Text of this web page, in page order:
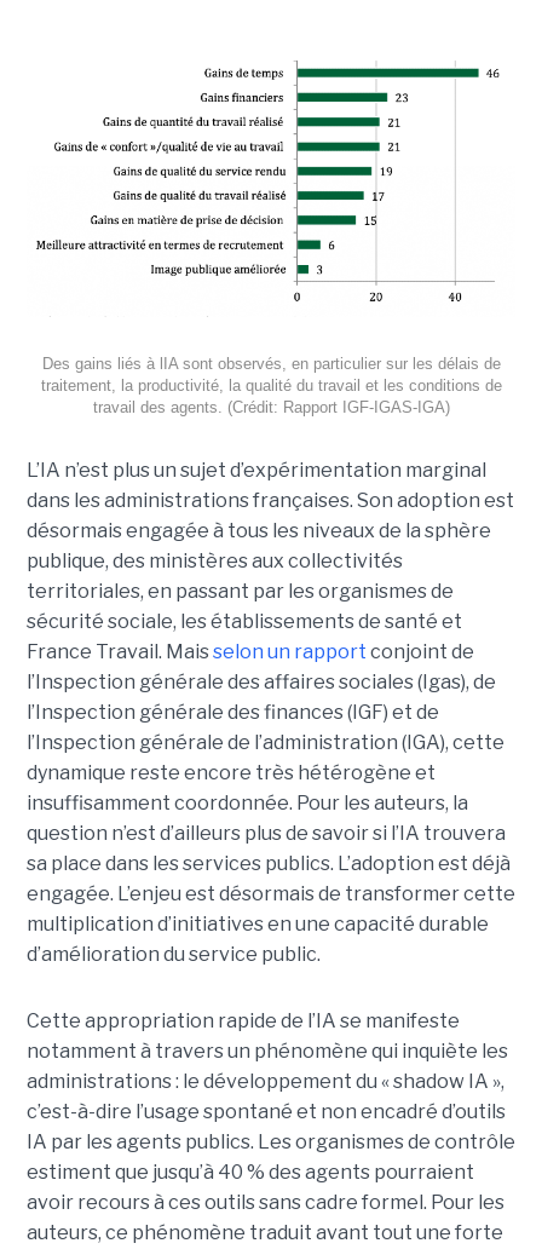
Des gains liés à lIA sont observés, en particulier sur les délais de
traitement, la productivité, la qualité du travail et les conditions de
travail des agents. (Crédit: Rapport IGF-IGAS-IGA)
L’IA n’est plus un sujet d’expérimentation marginal
dans les administrations françaises. Son adoption est
désormais engagée à tous les niveaux de la sphère
publique, des ministères aux collectivités
territoriales, en passant par les organismes de
sécurité sociale, les établissements de santé et
France Travail. Maisselon un rapport conjoint de
l’Inspection générale des affaires sociales (Igas), de
l’Inspection générale des finances (IGF) et de
l’Inspection générale de l’administration (IGA), cette
dynamique reste encore très hétérogène et
insuffisamment coordonnée. Pour les auteurs, la
question n’est d’ailleurs plus de savoir si l’IA trouvera
sa place dans les services publics. L’adoption est déjà
engagée. L’enjeu est désormais de transformer cette
multiplication d’initiatives en une capacité durable
d’amélioration du service public.
Cette appropriation rapide de l’IA se manifeste
notamment à travers un phénomène qui inquiète les
administrations : le développement du « shadow IA »,
c’est-à-dire l’usage spontané et non encadré d’outils
IA par les agents publics. Les organismes de contrôle
estiment que jusqu’à 40 % des agents pourraient
avoir recours à ces outils sans cadre formel. Pour les
auteurs, ce phénomène traduit avant tout une forte